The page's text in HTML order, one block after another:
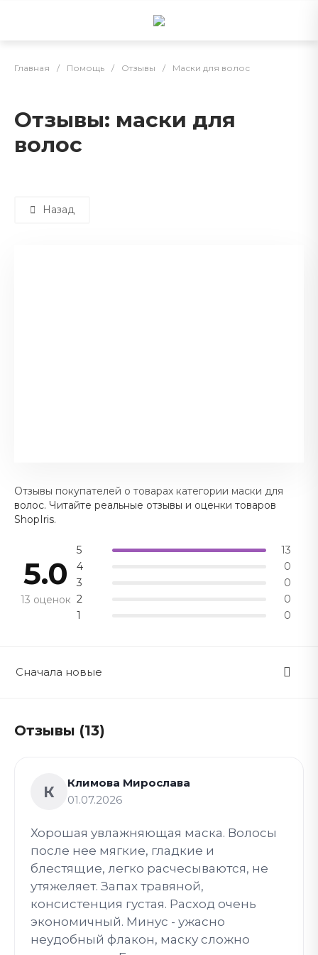
Главная / Помощь / Отзывы / Маски для волос
Отзывы: маски для
волос
Назад
Отзывы покупателей о товарах категории маски для
волос. Читайте реальные отзывы и оценки товаров
ShopIris.
5.0
13 оценок
5
13
4
0
3
0
2
0
1
0
Сначала новые
Отзывы (13)
К
Климова Мирослава
01.07.2026
Хорошая увлажняющая маска. Волосы
после нее мягкие, гладкие и
блестящие, легко расчесываются, не
утяжеляет. Запах травяной,
консистенция густая. Расход очень
экономичный. Минус - ужасно
неудобный флакон, маску сложно